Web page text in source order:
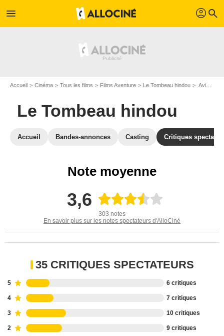
menu profil search
Accueil Cinéma Tous les films Films Aventure Le Tombeau hindou Avis sur Le Tombeau hindou
Le Tombeau hindou
Accueil Bandes-annonces Casting Critiques
Note moyenne
3,6
303 notes
En savoir plus sur les notes spectateurs d'AlloCiné
35 CRITIQUES SPECTATEURS
5 6 critiques
4 7 critiques
3 10 critiques
2 9 critiques